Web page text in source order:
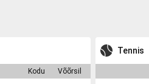
Kodu Võõrsil
Tennis